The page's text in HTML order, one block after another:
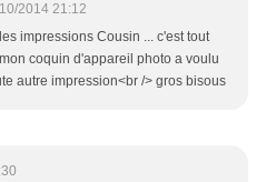
2014 21:12
impressions Cousin ... c'est tout
coquin d'appareil photo a voulu
autre impression<br /> gros bisous